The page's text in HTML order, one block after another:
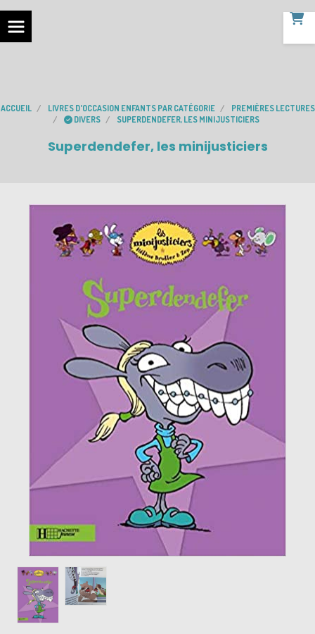
ACCUEIL LIVRES D'OCCASION ENFANTS PAR CATÉGORIE
PREMIÈRES LECTURES
DIVERS
SUPERDENDEFER, LES MINIJUSTICIERS
Superdendefer, les minijusticiers